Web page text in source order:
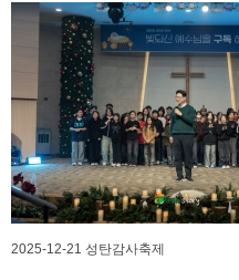
2025-12-21 성탄감사축제